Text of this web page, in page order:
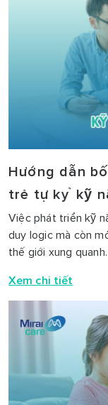
Hướng dẫn
trẻ tự kỷ kỹ
Việc phát triển kỹ
duy logic mà còn
thế giới xung quanh.
Xem chi tiết